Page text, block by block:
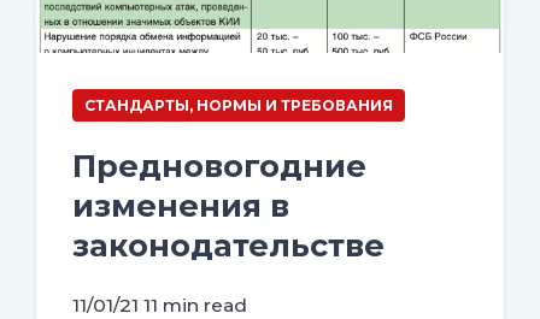
СТАНДАРТЫ, НОРМЫ И ТРЕБОВАНИЯ
Предновогодние
изменения в
законодательстве
11/01/21 11 min read